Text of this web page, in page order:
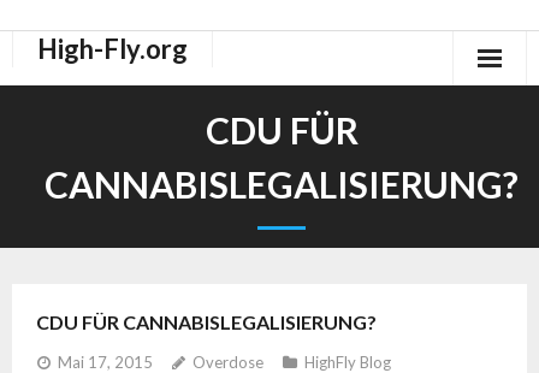
High-Fly.org
High-Fly Legal Highs Szeneblog
CDU FÜR
CANNABISLEGALISIERUNG?
CDU FÜR CANNABISLEGALISIERUNG?
Mai 17, 2015 Overdose
HighFly Blog